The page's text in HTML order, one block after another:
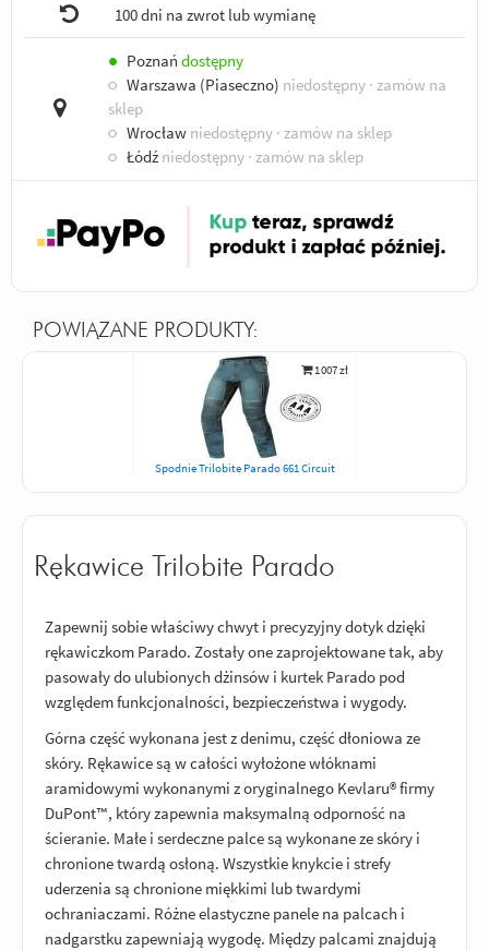
100 dni na zwrot lub wymianę
● Poznań dostępny
○ Warszawa (Piaseczno) niedostępny · zamów na
sklep
○ Wrocław niedostępny · zamów na sklep
○ Łódź niedostępny · zamów na sklep
POWIĄZANE PRODUKTY:
1 007 zł
Spodnie Trilobite Parado 661 Circuit
Rękawice Trilobite Parado
Zapewnij sobie właściwy chwyt i precyzyjny dotyk dzięki
rękawiczkom Parado. Zostały one zaprojektowane tak, aby
pasowały do ulubionych dżinsów i kurtek Parado pod
względem funkcjonalności, bezpieczeństwa i wygody.
Górna część wykonana jest z denimu, część dłoniowa ze
skóry. Rękawice są w całości wyłożone włóknami
aramidowymi wykonanymi z oryginalnego Kevlaru® firmy
DuPont™, który zapewnia maksymalną odporność na
ścieranie. Małe i serdeczne palce są wykonane ze skóry i
chronione twardą osłoną. Wszystkie knykcie i strefy
uderzenia są chronione miękkimi lub twardymi
ochraniaczami. Różne elastyczne panele na palcach i
nadgarstku zapewniają wygodę. Między palcami znajdują